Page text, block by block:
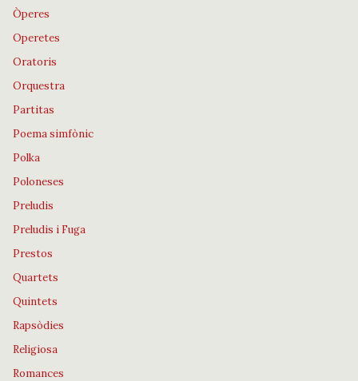
Òperes
Operetes
Oratoris
Orquestra
Partitas
Poema simfònic
Polka
Poloneses
Preludis
Preludis i Fuga
Prestos
Quartets
Quintets
Rapsòdies
Religiosa
Romances